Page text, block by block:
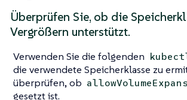
Überprüfen Sie, ob die
Vergrößern unterstützt.
Verwenden Sie die folgenden
die verwendete Speicherklasse zu
überprüfen, ob
gesetzt ist.